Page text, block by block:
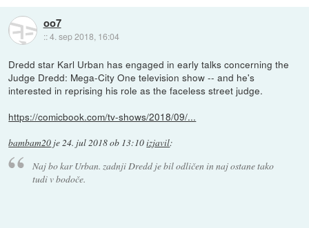
oo7
::4. sep 2018, 16:04
Dredd star Karl Urban has engaged in early talks concerning the
Judge Dredd: Mega-City One television show -- and he's
interested in reprising his role as the faceless street judge.
https://comicbook.com/tv-shows/2018/09/...
bambam20 je24. jul 2018 ob 13:10izjavil:
Naj bo kar Urban. zadnji Dredd je bil odličen in naj ostane tako
tudi v bodoče.